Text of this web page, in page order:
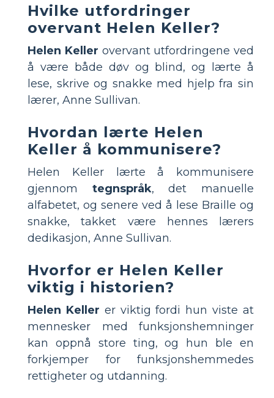
Hvilke utfordringer
overvant Helen Keller?
Helen Keller overvant utfordringene ved
å være både døv og blind, og lærte å
lese, skrive og snakke med hjelp fra sin
lærer, Anne Sullivan.
Hvordan lærte Helen
Keller å kommunisere?
Helen Keller lærte å kommunisere
gjennom tegnspråk, det manuelle
alfabetet, og senere ved å lese Braille og
snakke, takket være hennes lærers
dedikasjon, Anne Sullivan.
Hvorfor er Helen Keller
viktig i historien?
Helen Keller er viktig fordi hun viste at
mennesker med funksjonshemninger
kan oppnå store ting, og hun ble en
forkjemper for funksjonshemmedes
rettigheter og utdanning.